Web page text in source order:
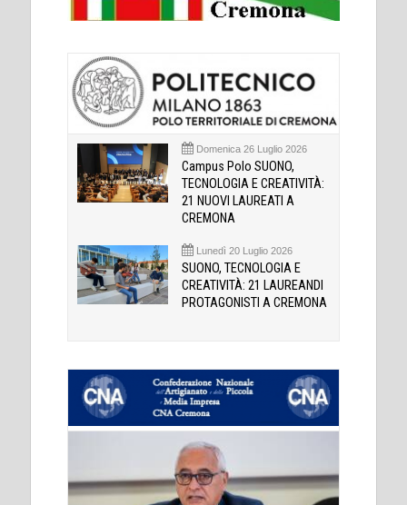
Domenica 26 Luglio 2026
Campus Polo SUONO,
TECNOLOGIA E CREATIVITÀ:
21 NUOVI LAUREATI A
CREMONA
Lunedì 20 Luglio 2026
SUONO, TECNOLOGIA E
CREATIVITÀ: 21 LAUREANDI
PROTAGONISTI A CREMONA